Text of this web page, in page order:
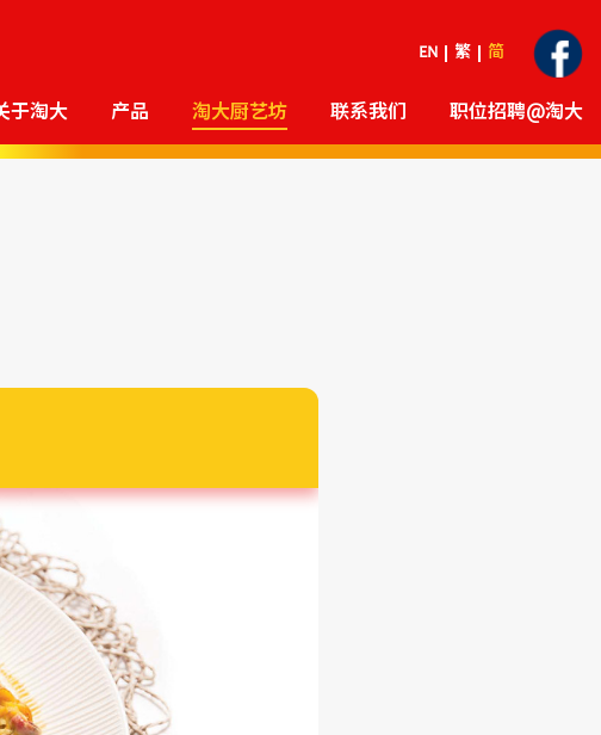
EN 繁 简
于淘大 产品 淘大厨艺坊 联系我们 职位招聘@淘大